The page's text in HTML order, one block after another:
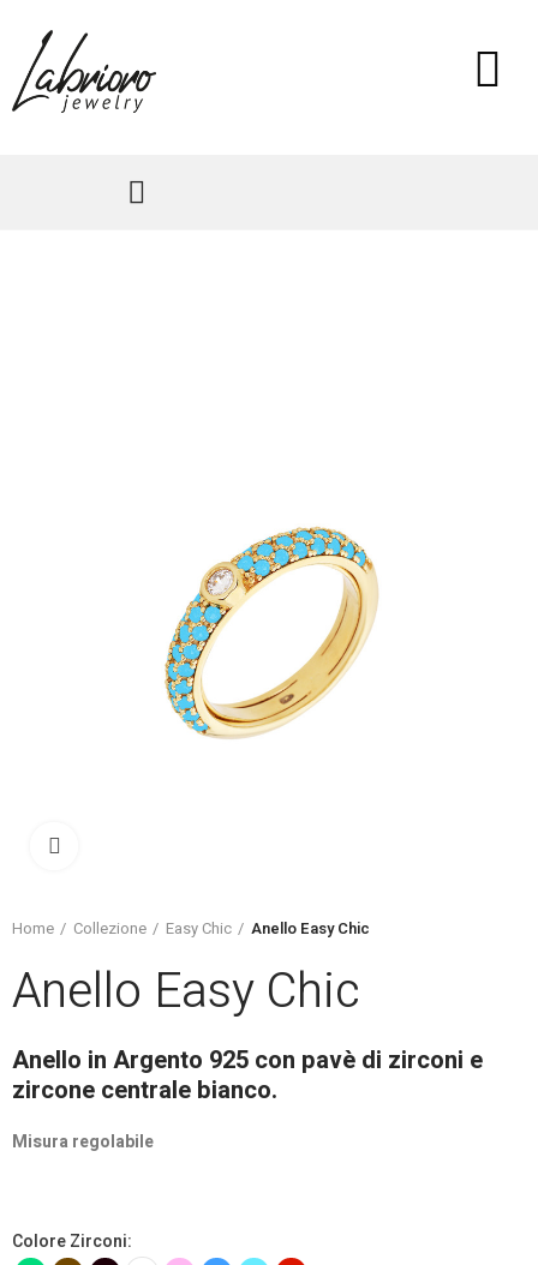
Home Collezione Easy Chic Anello Easy Chic
Anello Easy Chic
Anello in Argento 925 con pavè di zirconi e
zircone centrale bianco.
Misura regolabile
Colore Zirconi